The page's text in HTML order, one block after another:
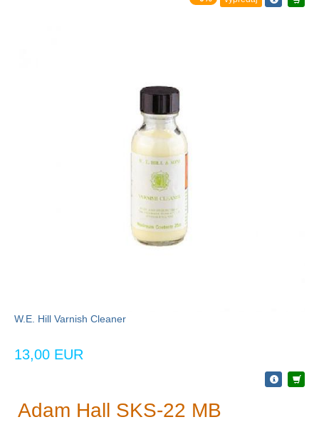
W.E. Hill Varnish Cleaner
13,00 EUR
Adam Hall SKS-22 MB